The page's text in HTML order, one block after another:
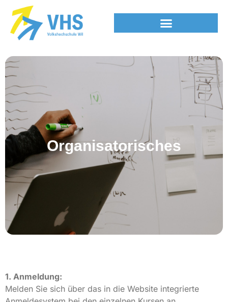
Organisatorisches
1. Anmeldung:
Melden Sie sich über das in die Website integrierte